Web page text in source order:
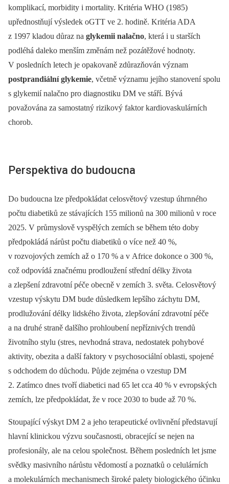
komplikací, morbidity i mortality. Kritéria WHO (1985)
upřednostňují výsledek oGTT ve 2. hodině. Kritéria ADA
z 1997 kladou důraz na glykemii nalačno, která i u starších
podléhá daleko menším změnám než pozátěžové hodnoty.
V posledních letech je opakovaně zdůrazňován význam
postprandiální glykemie, včetně významu jejího stanovení spolu
s glykemií nalačno pro diagnostiku DM ve stáří. Bývá
považována za samostatný rizikový faktor kardiovaskulárních
chorob.
Perspektiva do budoucna
Do budoucna lze předpokládat celosvětový vzestup úhrnného
počtu diabetiků ze stávajících 155 milionů na 300 milionů v roce
2025. V průmyslově vyspělých zemích se během této doby
předpokládá nárůst počtu diabetiků o více než 40 %,
v rozvojových zemích až o 170 % a v Africe dokonce o 300 %,
což odpovídá značnému prodloužení střední délky života
a zlepšení zdravotní péče obecně v zemích 3. světa. Celosvětový
vzestup výskytu DM bude důsledkem lepšího záchytu DM,
prodlužování délky lidského života, zlepšování zdravotní péče
a na druhé straně dalšího prohloubení nepříznivých trendů
životního stylu (stres, nevhodná strava, nedostatek pohybové
aktivity, obezita a další faktory v psychosociální oblasti, spojené
s odchodem do důchodu. Půjde zejména o vzestup DM
2. Zatímco dnes tvoří diabetici nad 65 let cca 40 % v evropských
zemích, lze předpokládat, že v roce 2030 to bude až 70 %.
Stoupající výskyt DM 2 a jeho terapeutické ovlivnění představují
hlavní klinickou výzvu současnosti, obracející se nejen na
profesionály, ale na celou společnost. Během posledních let jsme
svědky masivního nárůstu vědomostí a poznatků o celulárních
a molekulárních mechanismech široké palety biologického účinku